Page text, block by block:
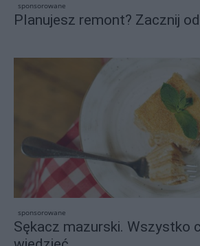
sponsorowane
Planujesz remont? Zacznij
sponsorowane
Sękacz mazurski. Wszystko